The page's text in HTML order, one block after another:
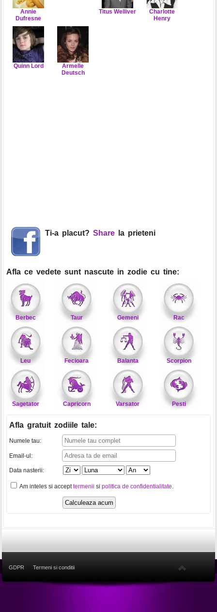
Annie
Dufresne
Titus Welliver
Charlotte
Henry
Quinn Lord
Armelle
Deutsch
Ti-a placut? Share la prieteni
Afla ce vedete sunt nascute in zodie cu tine:
Berbec Taur Gemeni Rac
Leu Fecioara Balanta Scorpion
Sagetator Capricorn Varsator Pesti
Afla gratuit zodiile tale:
Numele tau:
Email-ul:
Data nasterii:
Am inteles si accepttermenii si politica de confidentialitate.
GDPR Termeni si conditii